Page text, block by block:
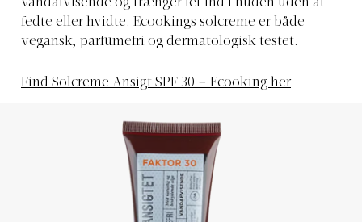
vandafvisende og trænger let ind i huden uden at
fedte eller hvidte. Ecookings solcreme er både
vegansk, parfumefri og dermatologisk testet.
Find Solcreme Ansigt SPF 30 – Ecooking her